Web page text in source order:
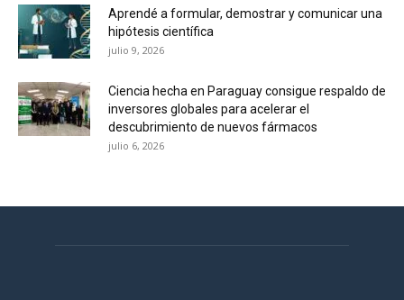
Aprendé a formular, demostrar y comunicar una
hipótesis científica
julio 9, 2026
Ciencia hecha en Paraguay consigue respaldo de
inversores globales para acelerar el
descubrimiento de nuevos fármacos
julio 6, 2026